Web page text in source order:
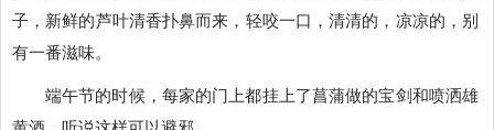
子，新鲜的芦叶清香扑鼻而来，轻咬一口，清清的，凉凉的，别
有一番滋味。
端午节的时候，每家的门上都挂上了菖蒲做的宝剑和喷洒雄